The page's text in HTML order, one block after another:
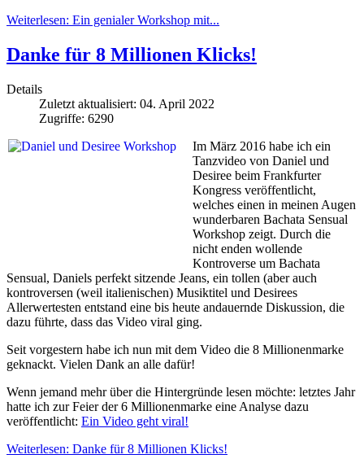
Weiterlesen: Ein genialer Workshop mit...
Danke für 8 Millionen Klicks!
Details
Zuletzt aktualisiert: 04. April 2022
Zugriffe: 6290
Im März 2016 habe ich ein
Tanzvideo von Daniel und
Desiree beim Frankfurter
Kongress veröffentlicht,
welches einen in meinen Augen
wunderbaren Bachata Sensual
Workshop zeigt. Durch die
nicht enden wollende
Kontroverse um Bachata
Sensual, Daniels perfekt sitzende Jeans, ein tollen (aber auch
kontroversen (weil italienischen) Musiktitel und Desirees
Allerwertesten entstand eine bis heute andauernde Diskussion, die
dazu führte, dass das Video viral ging.
Seit vorgestern habe ich nun mit dem Video die 8 Millionenmarke
geknackt. Vielen Dank an alle dafür!
Wenn jemand mehr über die Hintergründe lesen möchte: letztes Jahr
hatte ich zur Feier der 6 Millionenmarke eine Analyse dazu
veröffentlicht: Ein Video geht viral!
Weiterlesen: Danke für 8 Millionen Klicks!